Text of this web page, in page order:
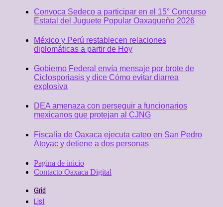
Convoca Sedeco a participar en el 15° Concurso
Estatal del Juguete Popular Oaxaqueño 2026
México y Perú restablecen relaciones
diplomáticas a partir de Hoy
Gobierno Federal envía mensaje por brote de
Ciclosporiasis y dice Cómo evitar diarrea
explosiva
DEA amenaza con perseguir a funcionarios
mexicanos que protejan al CJNG
Fiscalía de Oaxaca ejecuta cateo en San Pedro
Atoyac y detiene a dos personas
Pagina de inicio
Contacto Oaxaca Digital
Grid
List